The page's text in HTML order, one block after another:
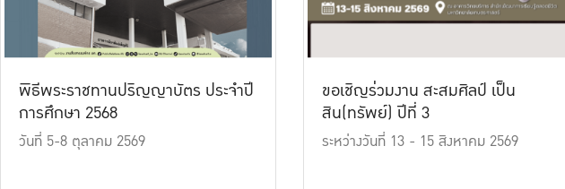
พิธีพระราชทานปริญญาบัตร ประจำปี
การศึกษา 2568
วันที่ 5-8 ตุลาคม 2569
ขอเชิญร่วมงาน สะสมศิลป์ เป็น
สิน(ทรัพย์) ปีที่ 3
ระหว่างวันที่ 13 - 15 สิงหาคม 2569